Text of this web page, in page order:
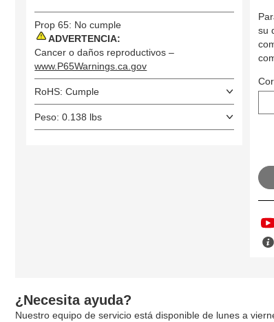
Prop 65: No cumple
ADVERTENCIA:
Cancer o daños reproductivos –
www.P65Warnings.ca.gov
RoHS: Cumple
Peso: 0.138 lbs
su
¿Necesita ayuda?
Nuestro equipo de servicio está disponible de lunes a